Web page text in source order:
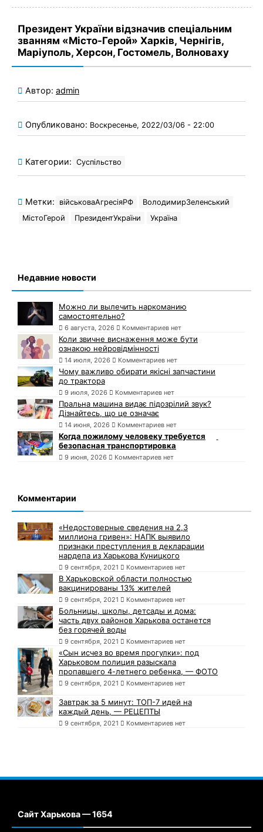
Президент України відзначив спеціальним
званням «Місто-Герой» Харків, Чернігів,
Маріуполь, Херсон, Гостомель, Волноваху
Автор: admin
Опубликовано: Воскресенье, 2022/03/06 - 22:00
Категории: Суспільство
Метки: військоваАгресіяРФ
ВолодимирЗеленський
МістоГерой
ПрезидентУкраїни Україна
Недавние новости
Можно ли вылечить наркоманию
самостоятельно?
6 августа, 2026 Комментариев нет
Коли звичне виснаження може бути
ознакою нейровідмінності
14 июля, 2026 Комментариев нет
Чому важливо обирати якісні запчастини
до трактора
9 июля, 2026 Комментариев нет
Пральна машина видає підозрілий звук?
Дізнайтесь, що це означає
14 июня, 2026 Комментариев нет
Когда пожилому человеку требуется
безопасная транспортировка
9 июня, 2026 Комментариев нет
Комментарии
«Недостоверные сведения на 2,3
миллиона гривен»: НАПК выявило
признаки преступления в декларации
нардепа из Харькова Куницкого
9 сентября, 2021 Комментариев нет
В Харьковской области полностью
вакцинированы 13% жителей
9 сентября, 2021 Комментариев нет
Больницы, школы, детсады и дома:
часть двух районов Харькова останется
без горячей воды
9 сентября, 2021 Комментариев нет
«Сын исчез во время прогулки»: под
Харьковом полиция разыскала
пропавшего 4-летнего ребенка, — ФОТО
9 сентября, 2021 Комментариев нет
Завтрак за 5 минут: ТОП-7 идей на
каждый день, — РЕЦЕПТЫ
9 сентября, 2021 Комментариев нет
Сайт Харькова — 1654